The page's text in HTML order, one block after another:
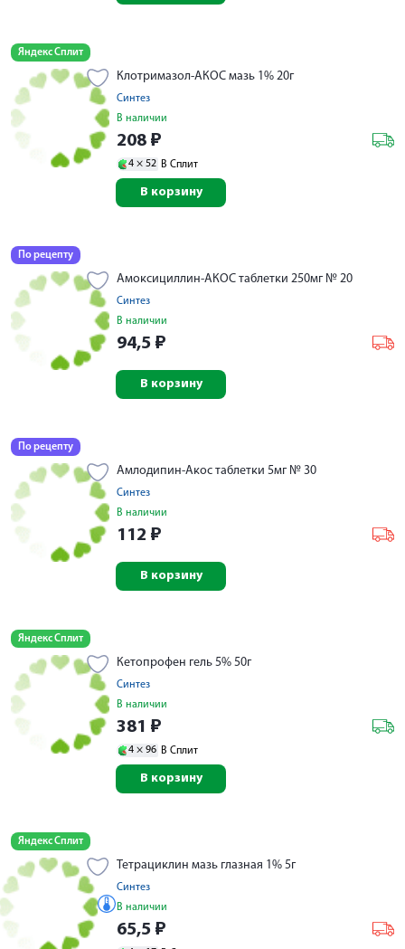
Яндекс Сплит
Клотримазол-АКОС мазь 1% 20г
Синтез
В наличии
208 ₽
4 × 52 В Сплит
В корзину
По рецепту
Амоксициллин-АКОС таблетки 250мг № 20
Синтез
В наличии
94,5 ₽
В корзину
По рецепту
Амлодипин-Акос таблетки 5мг № 30
Синтез
В наличии
112 ₽
В корзину
Яндекс Сплит
Кетопрофен гель 5% 50г
Синтез
В наличии
381 ₽
4 × 96 В Сплит
В корзину
Яндекс Сплит
Тетрациклин мазь глазная 1% 5г
Синтез
В наличии
65,5 ₽